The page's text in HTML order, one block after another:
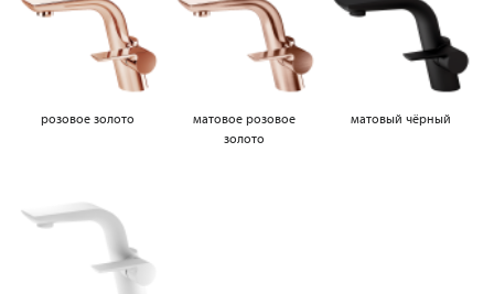
розовое золото
матовое розовое
золото
матовый чёрный